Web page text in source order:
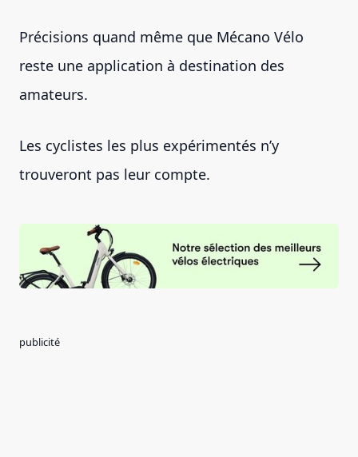
Précisions quand même que Mécano Vélo
reste une application à destination des
amateurs.
Les cyclistes les plus expérimentés n’y
trouveront pas leur compte.
publicité